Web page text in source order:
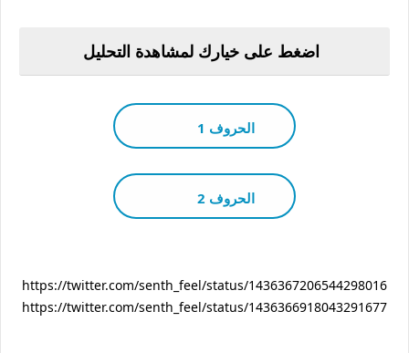
اضغط على خيارك لمشاهدة التحليل
الحروف 1
الحروف 2
https://twitter.com/senth_feel/status/1436367206544298016
https://twitter.com/senth_feel/status/1436366918043291677